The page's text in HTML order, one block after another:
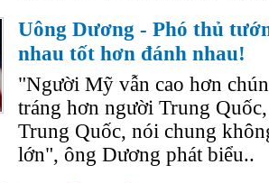
Uông Dương - Phó thủ
nhau tốt hơn đánh nhau!
"Người Mỹ vẫn cao hơn
tráng hơn người Trung
Trung Quốc, nói chung
lớn", ông Dương phát biểu..